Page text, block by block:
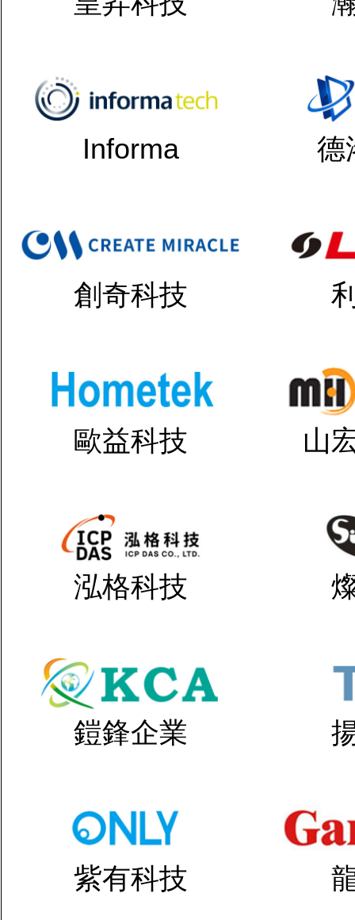
Informa 德
創奇科技
歐益科技 山
泓格科技
鎧鋒企業
紫有科技